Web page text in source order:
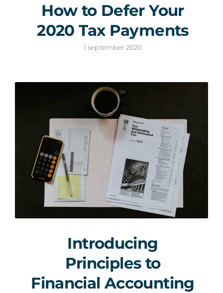
How to Defer Your
2020 Tax Payments
1 september 2020
Introducing
Principles to
Financial Accounting